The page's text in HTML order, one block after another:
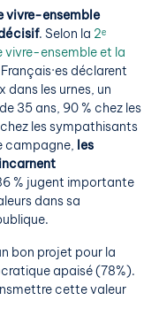
vivre-ensemble
. Selon la 2ᵉ
vivre-ensemble et la
Français·es déclarent
dans les urnes, un
35 ans, 90 % chez les
les sympathisants
campagne, les
% jugent importante
dans sa
bon projet pour la
apaisé (78%).
cette valeur